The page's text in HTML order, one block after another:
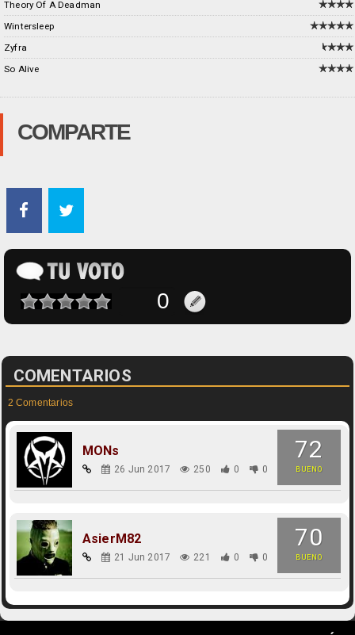
Theory Of A Deadman
Wintersleep
Zyfra
So Alive
COMPARTE
COMENTARIOS
2 Comentarios
72
BUENO
MONs
26 Jun 2017 250 0 0
70
BUENO
AsierM82
21 Jun 2017 221 0 0